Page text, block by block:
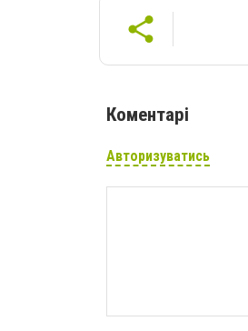
Коментарі
Авторизуватись